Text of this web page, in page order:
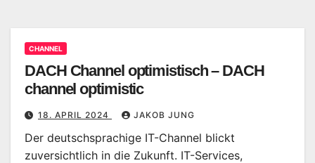
CHANNEL
DACH Channel optimistisch – DACH
channel optimistic
18. APRIL 2024 JAKOB JUNG
Der deutschsprachige IT-Channel blickt
zuversichtlich in die Zukunft. IT-Services,